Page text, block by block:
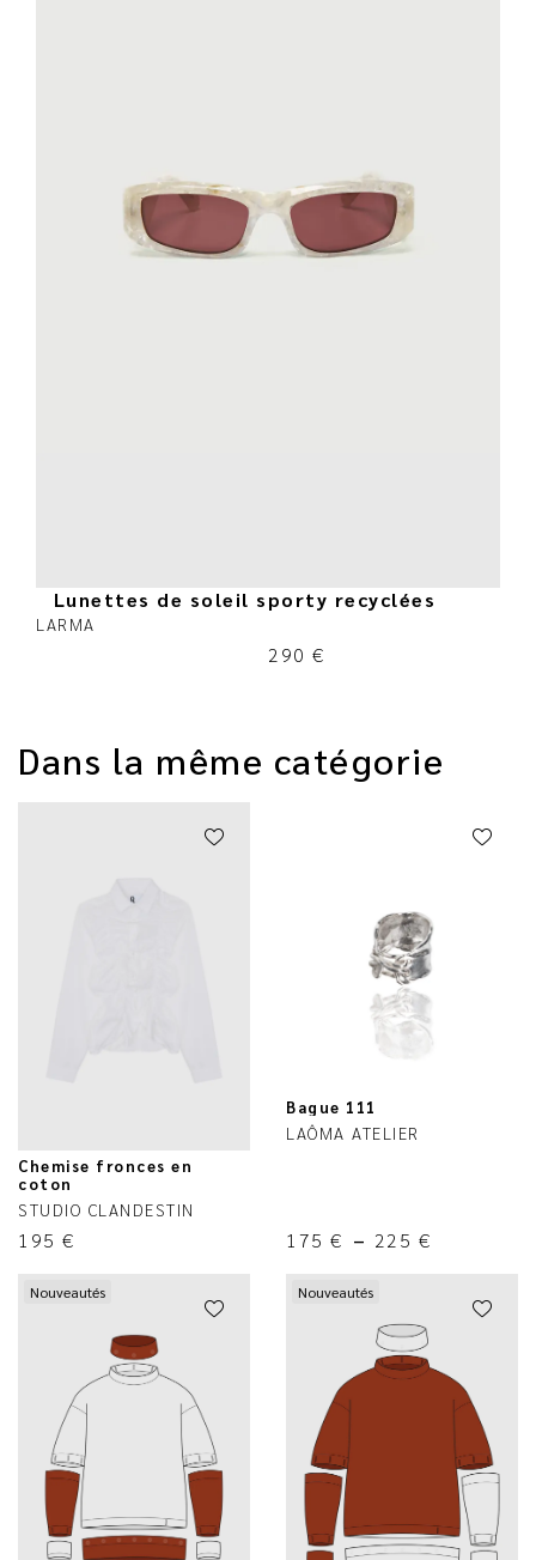
Lunettes de soleil sporty recyclées
LARMA
290 €
Dans la même catégorie
Chemise fronces en
coton
STUDIO CLANDESTIN
195 €
Bague 111
LAÔMA ATELIER
175 € – 225 €
Nouveautés Nouveautés